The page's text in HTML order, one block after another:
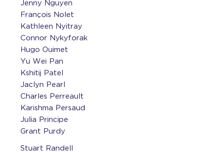
Jenny Nguyen
François Nolet
Kathleen Nyitray
Connor Nykyforak
Hugo Ouimet
Yu Wei Pan
Kshitij Patel
Jaclyn Pearl
Charles Perreault
Karishma Persaud
Julia Principe
Grant Purdy
Stuart Randell